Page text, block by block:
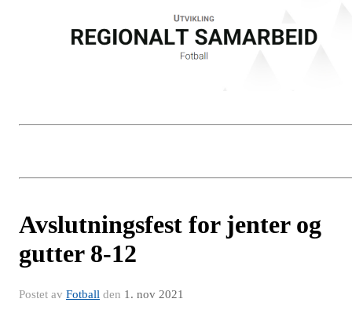
Avslutningsfest for jenter og
gutter 8-12
Postet av Fotball den 1. nov 2021